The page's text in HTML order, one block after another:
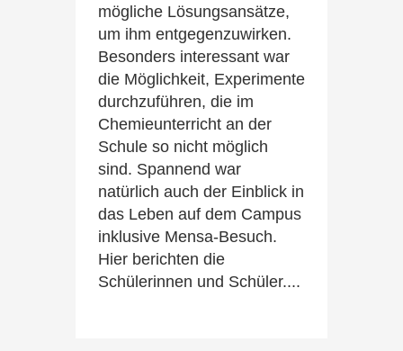
mögliche Lösungsansätze,
um ihm entgegenzuwirken.
Besonders interessant war
die Möglichkeit, Experimente
durchzuführen, die im
Chemieunterricht an der
Schule so nicht möglich
sind. Spannend war
natürlich auch der Einblick in
das Leben auf dem Campus
inklusive Mensa-Besuch.
Hier berichten die
Schülerinnen und Schüler....